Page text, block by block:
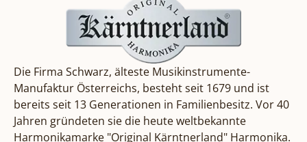
Die Firma Schwarz, älteste Musikinstrumente-
Manufaktur Österreichs, besteht seit 1679 und ist
bereits seit 13 Generationen in Familienbesitz. Vor 40
Jahren gründeten sie die heute weltbekannte
Harmonikamarke "Original Kärntnerland" Harmonika.